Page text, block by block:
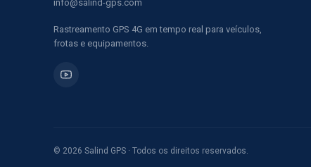
info@salind-gps.com
Rastreamento GPS 4G em tempo real para veículos,
frotas e equipamentos.
© 2026 Salind GPS · Todos os direitos reservados.